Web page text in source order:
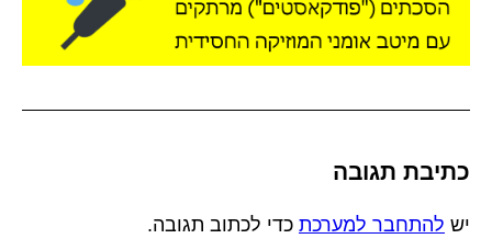
כתיבת תגובה
יש להתחבר למערכת כדי לכתוב תגובה.